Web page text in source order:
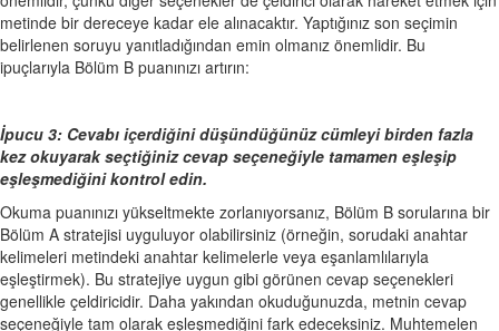
metinde bir dereceye kadar ele alınacaktır. Yaptığınız son seçimin
belirlenen soruyu yanıtladığından emin olmanız önemlidir. Bu
ipuçlarıyla Bölüm B puanınızı artırın:
İpucu 3: Cevabı içerdiğini düşündüğünüz cümleyi birden fazla
kez okuyarak seçtiğiniz cevap seçeneğiyle tamamen eşleşip
eşleşmediğini kontrol edin.
Okuma puanınızı yükseltmekte zorlanıyorsanız, Bölüm B sorularına bir
Bölüm A stratejisi uyguluyor olabilirsiniz (örneğin, sorudaki anahtar
kelimeleri metindeki anahtar kelimelerle veya eşanlamlılarıyla
eşleştirmek). Bu stratejiye uygun gibi görünen cevap seçenekleri
genellikle çeldiricidir. Daha yakından okuduğunuzda, metnin cevap
seçeneğiyle tam olarak eşleşmediğini fark edeceksiniz. Muhtemelen